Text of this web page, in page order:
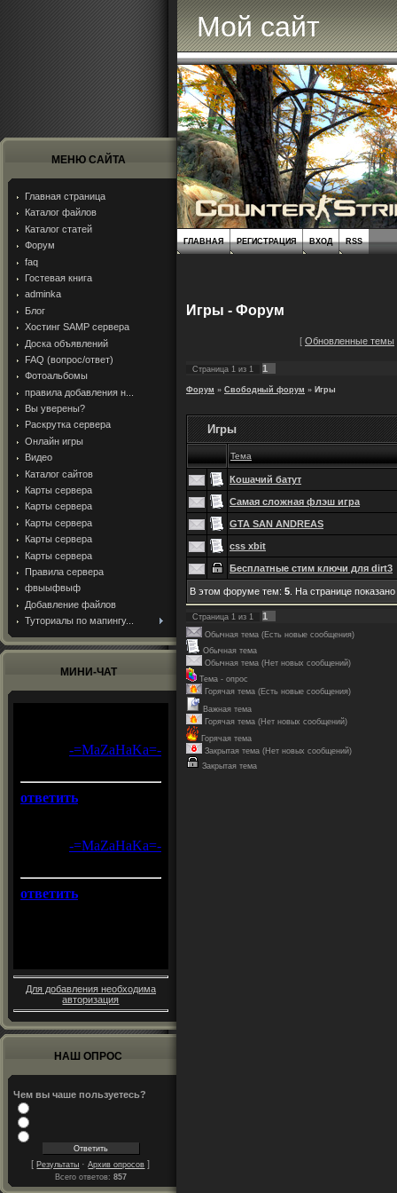
МЕНЮ САЙТА
Главная страница
Каталог файлов
Каталог статей
Форум
faq
Гостевая книга
adminka
Блог
Хостинг SAMP сервера
Доска объявлений
FAQ (вопрос/ответ)
Фотоальбомы
правила добавления н...
Вы уверены?
Раскрутка сервера
Онлайн игры
Видео
Каталог сайтов
Карты сервера
Карты сервера
Карты сервера
Карты сервера
Карты сервера
Правила сервера
фвыыфвыф
Добавление файлов
Туториалы по мапингу...
МИНИ-ЧАТ
Для добавления необходима
авторизация
НАШ ОПРОС
Чем вы чаше пользуетесь?
[Результаты ·Архив опросов ]
Всего ответов: 857
Мой сайт
ГЛАВНАЯ РЕГИСТРАЦИЯ ВХОД RSS
Игры - Форум
[ Обновленные темы
Страница 1 из 1 1
Форум » Свободный форум » Игры
Игры
Тема
Кошачий батут
Самая сложная флэш игра
GTA SAN ANDREAS
css xbit
Бесплатные стим ключи для dirt3
В этом форуме тем: 5. На странице
Страница 1 из 1 1
Обычная тема (Есть новые сообщения)
Обычная тема
Обычная тема (Нет новых сообщений)
Тема - опрос
Горячая тема (Есть новые сообщения)
Важная тема
Горячая тема (Нет новых сообщений)
Горячая тема
Закрытая тема (Нет новых сообщений)
Закрытая тема